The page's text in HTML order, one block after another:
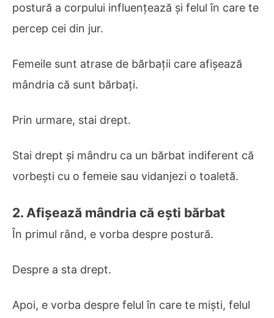
postură a corpului influențează și felul în care te
percep cei din jur.
Femeile sunt atrase de bărbații care afișează
mândria că sunt bărbați.
Prin urmare, stai drept.
Stai drept și mândru ca un bărbat indiferent că
vorbești cu o femeie sau vidanjezi o toaletă.
2. Afișează mândria că ești bărbat
În primul rând, e vorba despre postură.
Despre a sta drept.
Apoi, e vorba despre felul în care te miști, felul